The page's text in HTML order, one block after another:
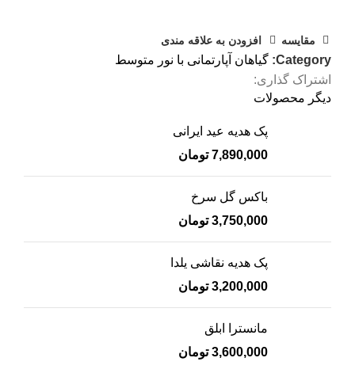
مقایسه افزودن به علاقه مندی
Category: گیاهان آپارتمانی با نور متوسط
اشتراک گذاری:
دیگر محصولات
پک هدیه عید ایرانی
7,890,000 تومان
باکس گل سرخ
3,750,000 تومان
پک هدیه نقاشی یلدا
3,200,000 تومان
مانسترا ابلق
3,600,000 تومان